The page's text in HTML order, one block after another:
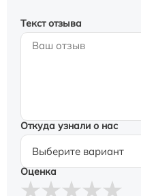
Текст отзыва
Откуда узнали о нас
Оценка